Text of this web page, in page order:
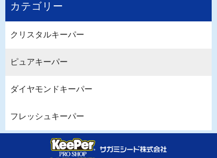
カテゴリー
クリスタルキーパー
ピュアキーパー
ダイヤモンドキーパー
フレッシュキーパー